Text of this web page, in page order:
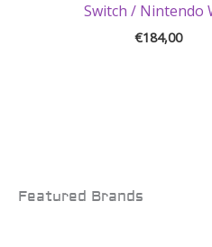
Switch / Nintendo
€184,00
Featured Brands